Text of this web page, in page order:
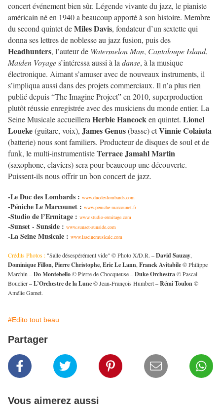
concert événement bien sûr. Légende vivante du jazz, le pianiste
américain né en 1940 a beaucoup apporté à son histoire. Membre
du second quintet deMiles Davis, fondateur d’un sextette qui
donna ses lettres de noblesse au jazz fusion, puis des
Headhunters, l’auteur de Watermelon Man, Cantaloupe Island,
Maiden Voyages’intéressa aussi à la danse, à la musique
électronique. Aimant s’amuser avec de nouveaux instruments, il
s’impliqua aussi dans des projets commerciaux. Il n’a plus rien
publié depuis “The Imagine Project”en 2010, superproduction
plutôt réussie enregistrée avec des musiciens du monde entier. La
Seine Musicale accueillera Herbie Hancocken quintet. Lionel
Loueke(guitare, voix), James Genus(basse) etVinnie Colaiuta
(batterie) nous sont familiers. Producteur de disques de soul et de
funk, le multi-instrumentisteTerrace Jamahl Martin
(saxophone, claviers) sera pour beaucoup une découverte.
Puissent-ils nous offrir un bon concert de jazz.
-Le Duc des Lombards : www.ducdeslombards.com
-Péniche Le Marcounet : www.peniche-marcounet.fr
-Studio de l’Ermitage : www.studio-ermitage.com
-Sunset - Sunside : www.sunset-sunside.com
-La Seine Musicale : www.laseinemusicale.com
Crédits Photos : "Salle désespérément vide" © Photo X/D.R. –David Sauzay,
Dominique Fillon, Pierre Christophe, Eric Le Lann, Franck Avitabile© Philippe
Marchin –Do Montebello© Pierre de Chocqueuse –Duke Orchestra© Pascal
Bouclier –L’Orchestre de la Lune© Jean-François Humbert –Rémi Toulon©
Amélie Gamet.
#Edito tout beau
Partager
Vous aimerez aussi